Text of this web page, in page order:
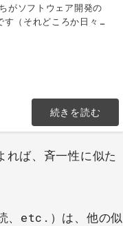
ソフトウェア開発の
（それどころか日々の
続きを読む
ば、斉一性に似た
、etc.）は、他の似